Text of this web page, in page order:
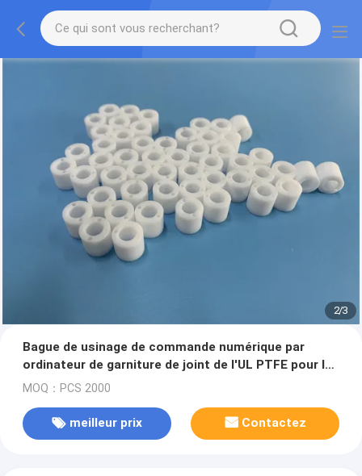
2/3
Bague de usinage de commande numérique par
ordinateur de garniture de joint de l'UL PTFE pour le
connecteur à haute tension
MOQ：PCS 2000
meilleur prix Contactez